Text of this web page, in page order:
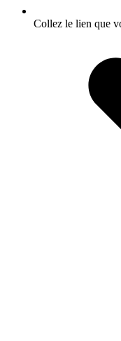
Collez le lien que